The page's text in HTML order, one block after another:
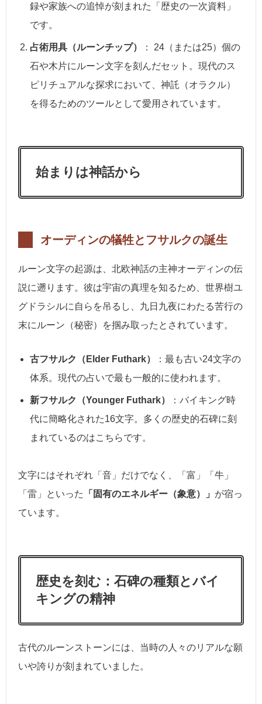
録や家族への追悼が刻まれた「歴史の一次資料」
です。
占術用具（ルーンチップ）
： 24（または25）個の
石や木片にルーン文字を刻んだセット。現代のス
ピリチュアルな探求において、神託（オラクル）
を得るためのツールとして愛用されています。
始まりは神話から
オーディンの犠牲とフサルクの誕生
ルーン文字の起源は、北欧神話の主神オーディンの伝
説に遡ります。彼は宇宙の真理を知るため、世界樹ユ
グドラシルに自らを吊るし、九日九夜にわたる苦行の
末にルーン（秘密）を掴み取ったとされています。
古フサルク（Elder Futhark）
：最も古い24文字の
体系。現代の占いで最も一般的に使われます。
新フサルク（Younger Futhark）
：バイキング時
代に簡略化された16文字。多くの歴史的石碑に刻
まれているのはこちらです。
文字にはそれぞれ「音」だけでなく、「富」「牛」
「雷」といった
「固有のエネルギー（象意）」 が宿っ
ています。
歴史を刻む：石碑の種類とバイ
キングの精神
古代のルーンストーンには、当時の人々のリアルな願
いや誇りが刻まれていました。